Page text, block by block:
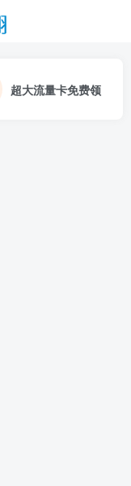
超大流量卡免费领